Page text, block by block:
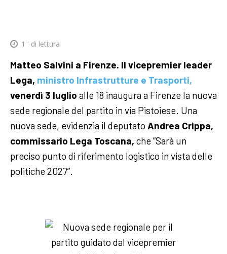
1 ' di lettura
Matteo Salvini a Firenze. Il vicepremier leader
Lega, ministro Infrastrutture e Trasporti,
venerdì 3 luglio alle 18 inaugura a Firenze la nuova
sede regionale del partito in via Pistoiese. Una
nuova sede, evidenzia il deputato Andrea Crippa,
commissario Lega Toscana, che “Sarà un
preciso punto di riferimento logistico in vista delle
politiche 2027”.